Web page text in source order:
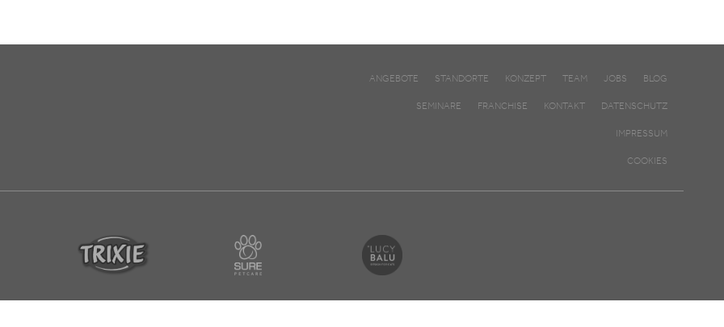
ANGEBOTE STANDORTE KONZEPT TEAM JOBS BLOG
SEMINARE FRANCHISE KONTAKT DATENSCHUTZ
IMPRESSUM
COOKIES